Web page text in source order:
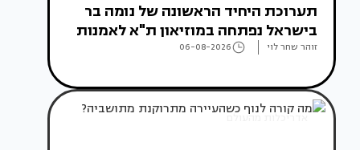
תערוכת היחיד הראשונה של נומה בר
בישראל נפתחה במוזיאון ת"א לאמנות
זוהר שחר לוי 06-08-2026
אדריכלות מהעולם